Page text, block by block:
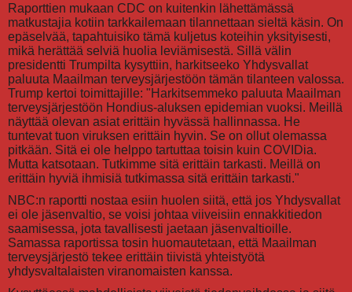
Raporttien mukaan CDC on kuitenkin lähettämässä
matkustajia kotiin tarkkailemaan tilannettaan sieltä käsin. On
epäselvää, tapahtuisiko tämä kuljetus koteihin yksityisesti,
mikä herättää selviä huolia leviämisestä. Sillä välin
presidentti Trumpilta kysyttiin, harkitseeko Yhdysvallat
paluuta Maailman terveysjärjestöön tämän tilanteen valossa.
Trump kertoi toimittajille: "Harkitsemmeko paluuta Maailman
terveysjärjestöön Hondius-aluksen epidemian vuoksi. Meillä
näyttää olevan asiat erittäin hyvässä hallinnassa. He
tuntevat tuon viruksen erittäin hyvin. Se on ollut olemassa
pitkään. Sitä ei ole helppo tartuttaa toisin kuin COVIDia.
Mutta katsotaan. Tutkimme sitä erittäin tarkasti. Meillä on
erittäin hyviä ihmisiä tutkimassa sitä erittäin tarkasti."
NBC:n raportti nostaa esiin huolen siitä, että jos Yhdysvallat
ei ole jäsenvaltio, se voisi johtaa viiveisiin ennakkitiedon
saamisessa, jota tavallisesti jaetaan jäsenvaltioille.
Samassa raportissa tosin huomautetaan, että Maailman
terveysjärjestö tekee erittäin tiivistä yhteistyötä
yhdysvaltalaisten viranomaisten kanssa.